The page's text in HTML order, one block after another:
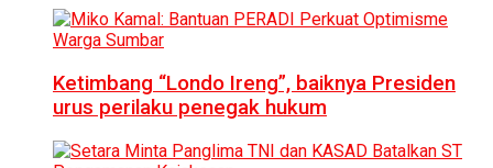
Ketimbang “Londo Ireng”, baiknya Presiden
urus perilaku penegak hukum